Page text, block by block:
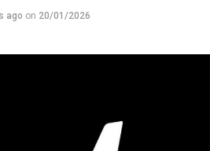
ago on 20/01/2026